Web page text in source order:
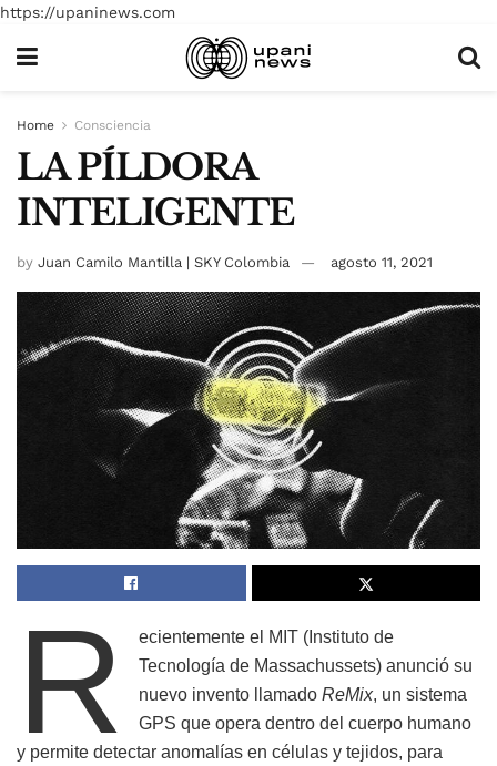
https://upaninews.com
Home Consciencia
LA PÍLDORA
INTELIGENTE
by Juan Camilo Mantilla | SKY Colombia agosto 11, 2021
R
ecientemente el MIT (Instituto de
Tecnología de Massachussets) anunció su
nuevo invento llamadoReMix, un sistema
GPS que opera dentro del cuerpo humano
y permite detectar anomalías en células y tejidos, para